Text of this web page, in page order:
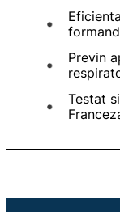
Previn
Testat